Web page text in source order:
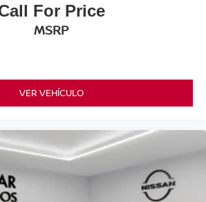
For Price
MSRP
VER VEHÍCULO